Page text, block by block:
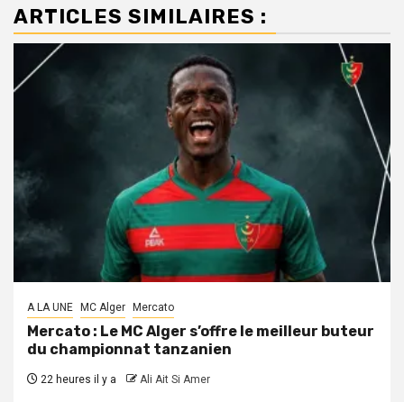
ARTICLES SIMILAIRES :
A LA UNE MC Alger Mercato
Mercato : Le MC Alger s’offre le meilleur buteur
du championnat tanzanien
22 heures il y a Ali Ait Si Amer